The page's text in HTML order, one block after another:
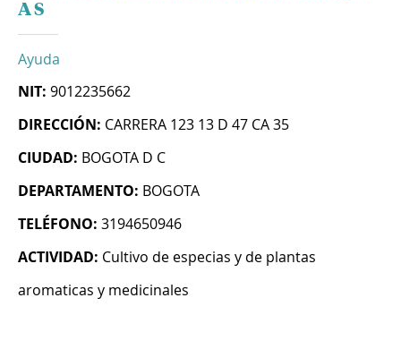
A S
Ayuda
NIT: 9012235662
DIRECCIÓN: CARRERA 123 13 D 47 CA 35
CIUDAD: BOGOTA D C
DEPARTAMENTO: BOGOTA
TELÉFONO: 3194650946
ACTIVIDAD: Cultivo de especias y de plantas
aromaticas y medicinales